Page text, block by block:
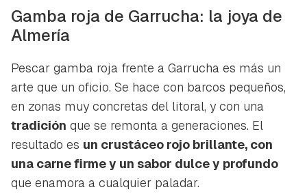
Gamba roja de Garrucha: la joya de
Almería
Pescar gamba roja frente a Garrucha es más un
arte que un oficio. Se hace con barcos pequeños,
en zonas muy concretas del litoral, y con una
tradición que se remonta a generaciones. El
resultado es un crustáceo rojo brillante, con
una carne firme y un sabor dulce y profundo
que enamora a cualquier paladar.